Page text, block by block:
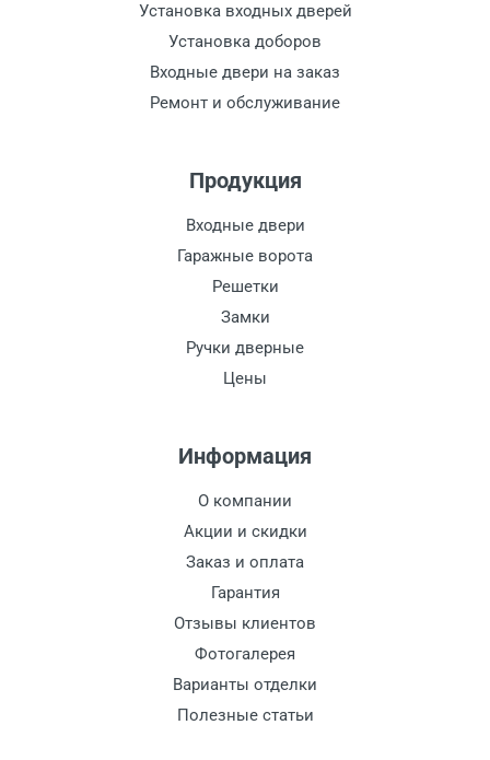
Установка входных дверей
Установка доборов
Входные двери на заказ
Ремонт и обслуживание
Продукция
Входные двери
Гаражные ворота
Решетки
Замки
Ручки дверные
Цены
Информация
О компании
Акции и скидки
Заказ и оплата
Гарантия
Отзывы клиентов
Фотогалерея
Варианты отделки
Полезные статьи